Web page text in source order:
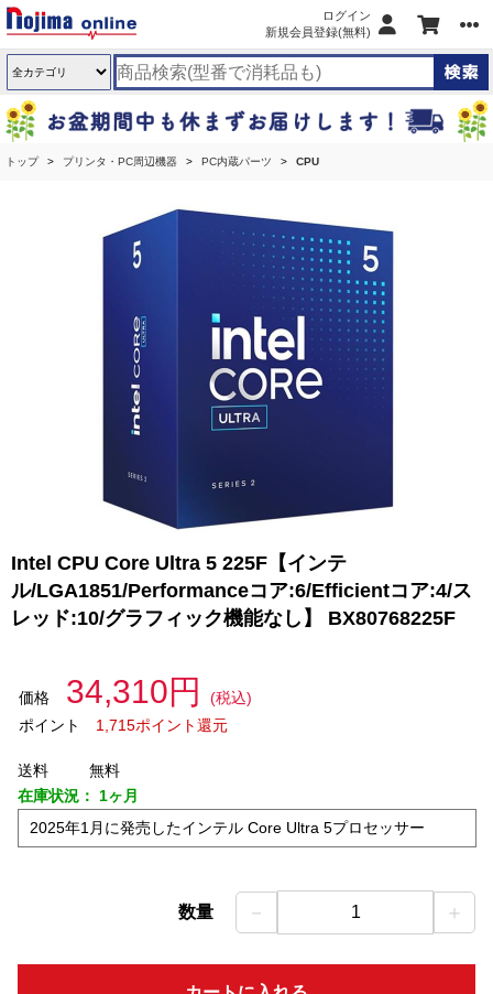
ログイン
新規会員登録(無料)
トップ プリンタ・PC周辺機器 PC内蔵パーツ CPU
Intel CPU Core Ultra 5 225F【インテ
ル/LGA1851/Performanceコア:6/Efficientコア:4/ス
レッド:10/グラフィック機能なし】 BX80768225F
価格 34,310円
(税込)
ポイント
1,715ポイント還元
送料
無料
在庫状況： 1ヶ月
2025年1月に発売したインテル Core Ultra 5プロセッサー
数量 － 1 ＋